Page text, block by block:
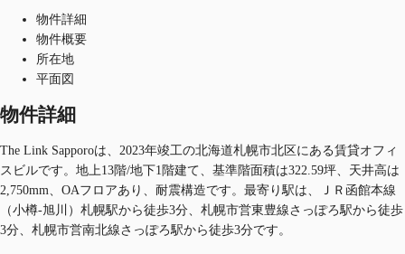
物件詳細
物件概要
所在地
平面図
物件詳細
The Link Sapporoは、2023年竣工の北海道札幌市北区にある賃貸オフィ
スビルです。地上13階/地下1階建て、基準階面積は322.59坪、天井高は
2,750mm、OAフロアあり、耐震構造です。最寄り駅は、ＪＲ函館本線
（小樽-旭川）札幌駅から徒歩3分、札幌市営東豊線さっぽろ駅から徒歩
3分、札幌市営南北線さっぽろ駅から徒歩3分です。